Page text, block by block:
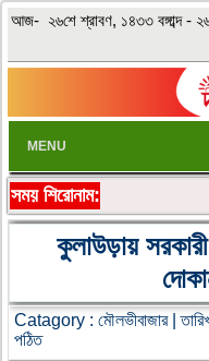
আজ- ২৬শে শ্রাবণ, ১৪৩৩ বঙ্গাব্দ -
MENU
সময় শিরোনাম:
কুলাউড়ায়
Catagory : মৌলভীবাজার|
পঠিত